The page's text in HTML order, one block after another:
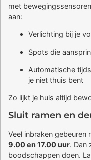
met
aan:
Verlichting bij je
Spots die
Automatische
je niet thuis bent
Zo lijkt je huis altijd
Sluit ramen en
Veel inbraken gebeuren
9.00 en 17.00 uur. Dan
boodschappen doen.